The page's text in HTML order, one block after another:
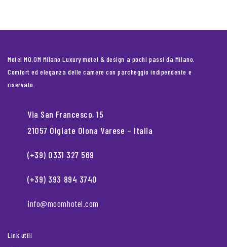
Motel MO.OM Milano Luxury motel & design a pochi passi da Milano.
Comfort ed eleganza delle camere con parcheggio indipendente e
riservato.
Via San Francesco, 15
21057 Olgiate Olona Varese – Italia
(+39) 0331 327 569
(+39) 393 894 3740
info@moomhotel.com
Link utili